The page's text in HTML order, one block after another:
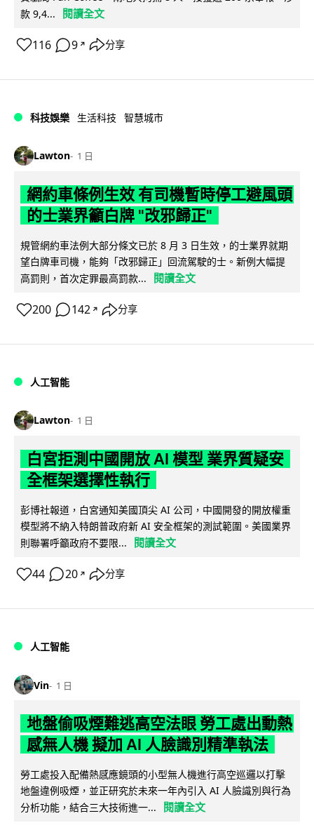
款 9,4...
閱讀全文
116 9 ↗ 分享
科技娛樂 生活科技 智慧城市
Lawton 1 日
網約車條例生效 有司機暫時停工避風頭
的士業界籲白牌 "改邪歸正"
規管網約車法例大部分條文已於 8 月 3 日生效，的士業界就期
望白牌車司機，能夠「改邪歸正」回流駕駛的士。新例大幅提
高罰則，首次定罪最高罰款...
閱讀全文
200 142 ↗ 分享
人工智能
Lawton 1 日
白宮拒測中國開放 AI 模型 業界質疑安
全框架選擇性執行
彭博社報道，白宮通知美國頂尖 AI 公司，中國開發的開放權重
模型將不納入特朗普政府新 AI 安全框架的測試範圍。美國業界
則聯署呼籲政府不要限...
閱讀全文
44 20 ↗ 分享
人工智能
Vin 1 日
地盤偷吸煙難逃高空法眼 勞工處出動熱
感無人機 擬加 AI 人臉識別精準執法
勞工處投入配備熱感應鏡頭的小型無人機進行高空巡邏以打擊
地盤違例吸煙，並正研究於未來一年內引入 AI 人臉識別與行為
分析功能，結合三大技術進一...
閱讀全文